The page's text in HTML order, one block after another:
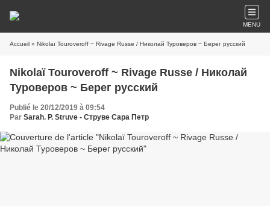
MENU
Accueil » Nikolaï Touroveroff ~ Rivage Russe / Николай Туроверов ~ Берег русский
Nikolaï Touroveroff ~ Rivage Russe / Николай
Туроверов ~ Берег русский
Publié le 20/12/2019 à 09:54
Par Sarah. P. Struve - Струве Сара Петр